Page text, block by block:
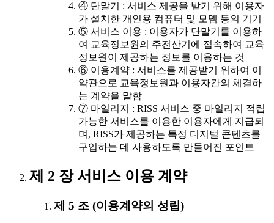
④ 단말기 : 서비스 제공을 받기 위해 이용자
가 설치한 개인용 컴퓨터 및 모뎀 등의 기기
⑤ 서비스 이용 : 이용자가 단말기를 이용하
여 교육정보원의 주전산기에 접속하여 교육
정보원이 제공하는 정보를 이용하는 것
⑥ 이용계약 : 서비스를 제공받기 위하여 이
약관으로 교육정보원과 이용자간의 체결하
는 계약을 말함
⑦ 마일리지 : RISS 서비스 중 마일리지 적립
가능한 서비스를 이용한 이용자에게 지급되
며, RISS가 제공하는 특정 디지털 콘텐츠를
구입하는 데 사용하도록 만들어진 포인트
제 2 장 서비스 이용 계약
제 5 조 (이용계약의 성립)